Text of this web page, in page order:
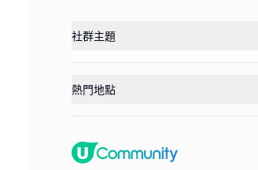
社群主題
熱門地點